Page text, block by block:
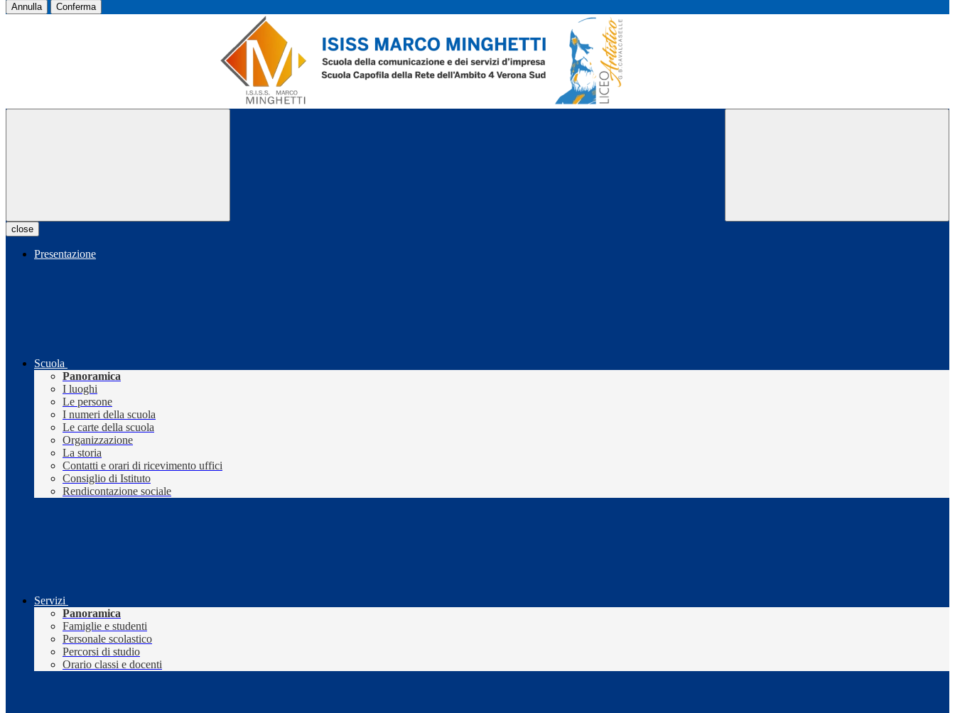
Annulla Conferma
close
Presentazione
Scuola
Panoramica
I luoghi
Le persone
I numeri della scuola
Le carte della scuola
Organizzazione
La storia
Contatti e orari di ricevimento uffici
Consiglio di Istituto
Rendicontazione sociale
Servizi
Panoramica
Famiglie e studenti
Personale scolastico
Percorsi di studio
Orario classi e docenti